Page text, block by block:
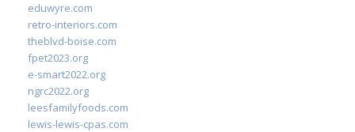
eduwyre.com
retro-interiors.com
theblvd-boise.com
fpet2023.org
e-smart2022.org
ngrc2022.org
leesfamilyfoods.com
lewis-lewis-cpas.com